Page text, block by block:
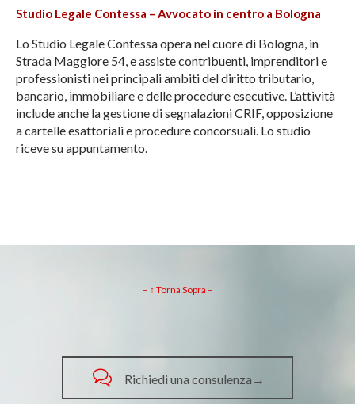
Studio Legale Contessa – Avvocato in centro a Bologna
Lo Studio Legale Contessa opera nel cuore di Bologna, in
Strada Maggiore 54, e assiste contribuenti, imprenditori e
professionisti nei principali ambiti del diritto tributario,
bancario, immobiliare e delle procedure esecutive. L’attività
include anche la gestione di segnalazioni CRIF, opposizione
a cartelle esattoriali e procedure concorsuali. Lo studio
riceve su appuntamento.
– ↑ Torna Sopra –
 Richiedi una consulenza→